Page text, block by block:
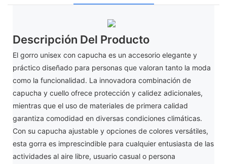
Descripción Del Producto
El gorro unisex con capucha es un accesorio elegante y
práctico diseñado para personas que valoran tanto la moda
como la funcionalidad. La innovadora combinación de
capucha y cuello ofrece protección y calidez adicionales,
mientras que el uso de materiales de primera calidad
garantiza comodidad en diversas condiciones climáticas.
Con su capucha ajustable y opciones de colores versátiles,
esta gorra es imprescindible para cualquier entusiasta de las
actividades al aire libre, usuario casual o persona